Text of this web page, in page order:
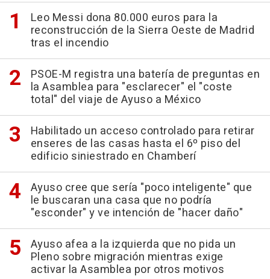
Leo Messi dona 80.000 euros para la
reconstrucción de la Sierra Oeste de Madrid
tras el incendio
PSOE-M registra una batería de preguntas en
la Asamblea para "esclarecer" el "coste
total" del viaje de Ayuso a México
Habilitado un acceso controlado para retirar
enseres de las casas hasta el 6º piso del
edificio siniestrado en Chamberí
Ayuso cree que sería "poco inteligente" que
le buscaran una casa que no podría
"esconder" y ve intención de "hacer daño"
Ayuso afea a la izquierda que no pida un
Pleno sobre migración mientras exige
activar la Asamblea por otros motivos